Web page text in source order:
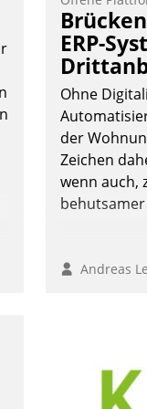
Teilnehmer
innovative
Lösungen
Andreas
ERP-
Ohne
der
Zeichen
wenn auch,
Andreas